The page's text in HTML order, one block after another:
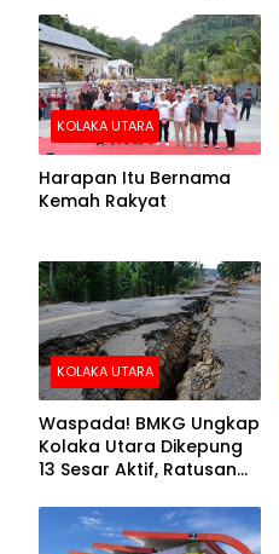
KOLAKA UTARA
Harapan Itu Bernama
Kemah Rakyat
KOLAKA UTARA
Waspada! BMKG Ungkap
Kolaka Utara Dikepung
13 Sesar Aktif, Ratusan